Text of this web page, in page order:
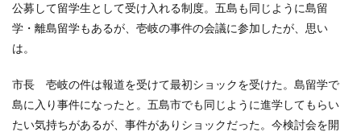
公募して留学生として受け入れる制度。五島も同じように島留
学・離島留学もあるが、壱岐の事件の会議に参加したが、思い
は。
市長 壱岐の件は報道を受けて最初ショックを受けた。島留学で
島に入り事件になったと。五島市でも同じように進学してもらい
たい気持ちがあるが、事件がありショックだった。今検討会を開